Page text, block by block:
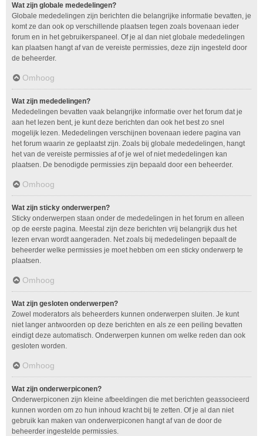
Wat zijn globale mededelingen?
Globale mededelingen zijn berichten die belangrijke informatie bevatten, je
komt ze dan ook op verschillende plaatsen tegen zoals bovenaan ieder
forum en in het gebruikerspaneel. Of je al dan niet globale mededelingen
kan plaatsen hangt af van de vereiste permissies, deze zijn ingesteld door
de beheerder.
Omhoog
Wat zijn mededelingen?
Mededelingen bevatten vaak belangrijke informatie over het forum dat je
aan het lezen bent, je kunt deze berichten dan ook het best zo snel
mogelijk lezen. Mededelingen verschijnen bovenaan iedere pagina van
het forum waarin ze geplaatst zijn. Zoals bij globale mededelingen, hangt
het van de vereiste permissies af of je wel of niet mededelingen kan
plaatsen. De benodigde permissies zijn bepaald door een beheerder.
Omhoog
Wat zijn sticky onderwerpen?
Sticky onderwerpen staan onder de mededelingen in het forum en alleen
op de eerste pagina. Meestal zijn deze berichten vrij belangrijk dus het
lezen ervan wordt aangeraden. Net zoals bij mededelingen bepaalt de
beheerder welke permissies je moet hebben om een sticky onderwerp te
plaatsen.
Omhoog
Wat zijn gesloten onderwerpen?
Zowel moderators als beheerders kunnen onderwerpen sluiten. Je kunt
niet langer antwoorden op deze berichten en als ze een peiling bevatten
eindigt deze automatisch. Onderwerpen kunnen om welke reden dan ook
gesloten worden.
Omhoog
Wat zijn onderwerpiconen?
Onderwerpiconen zijn kleine afbeeldingen die met berichten geassocieerd
kunnen worden om zo hun inhoud kracht bij te zetten. Of je al dan niet
gebruik kan maken van onderwerpiconen hangt af van de door de
beheerder ingestelde permissies.